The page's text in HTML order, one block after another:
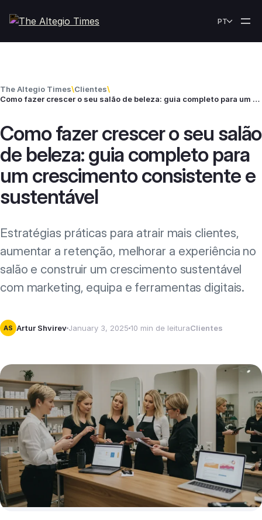
PT
The Altegio Times\Clientes\
Como fazer crescer o seu salão de beleza: guia completo para um crescimento consistente e sustentável
Como fazer crescer o seu salão
de beleza: guia completo para
um crescimento consistente e
sustentável
Estratégias práticas para atrair mais clientes,
aumentar a retenção, melhorar a experiência no
salão e construir um crescimento sustentável
com marketing, equipa e ferramentas digitais.
AS Artur Shvirev January 3, 2025 10 min de leituraClientes